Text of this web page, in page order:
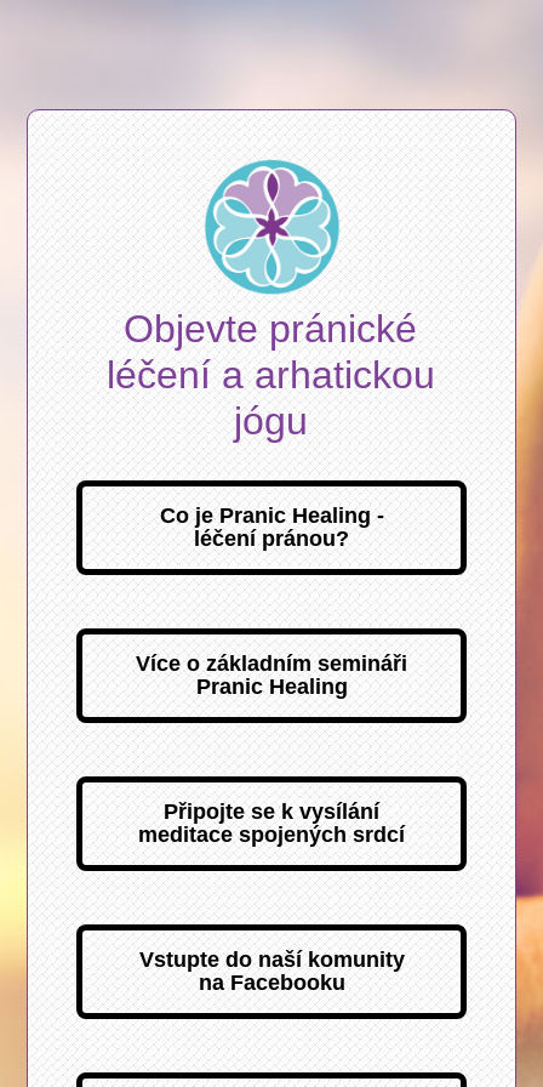
Objevte pránické
léčení a arhatickou
jógu
Co je Pranic Healing -
léčení pránou?
Více o základním semináři
Pranic Healing
Připojte se k vysílání
meditace spojených srdcí
Vstupte do naší komunity
na Facebooku